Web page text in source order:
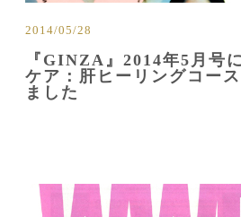
2014/05/28
『GINZA』2014年5月号
ケア：肝ヒーリングコー
ました